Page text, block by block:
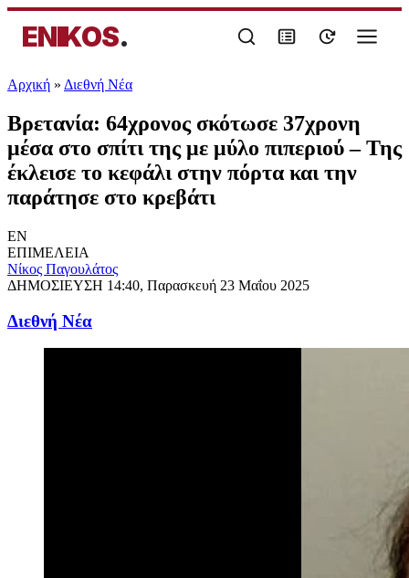
ENIKOS.
Αρχική » Διεθνή Νέα
Βρετανία: 64χρονος σκότωσε 37χρονη
μέσα στο σπίτι της με μύλο πιπεριού – Της
έκλεισε το κεφάλι στην πόρτα και την
παράτησε στο κρεβάτι
EN
ΕΠΙΜΕΛΕΙΑ
Νίκος Παγουλάτος
ΔΗΜΟΣΙΕΥΣΗ 14:40, Παρασκευή 23 Μαΐου 2025
Διεθνή Νέα